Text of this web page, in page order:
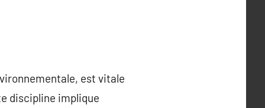
est vitale
discipline implique